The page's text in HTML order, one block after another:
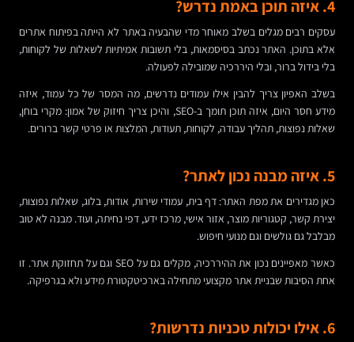
4. איזה תוכן באמת נדרש?
עסקים רבים מגלים בשלב מאוחר מדי שהבעיה באתר לא הייתה בפיתוח אתרים
אלא בתוכן. האתר נכתב בסיסמאות, בלי תשובות אמיתיות לשאלות של לקוחות,
בלי בידול ברור, ובלי היררכיה שמובילה לפעולה.
בשלב האפיון צריך להבין אילו עמודים נדרשים, מה המסר של כל עמוד, איזה
מידע חסר היום, איזה תוכן תומך ב-SEO, והיכן צריך חיזוק של אמון: מקרי בוחן,
שאלות נפוצות, תהליך עבודה, לקוחות, תעודות, המלצות או פרטי קשר ברורים.
5. איזה מבנה נכון לאתר?
כאן מגדירים את מפת האתר: דף בית, עמודי שירות, אודות, בלוג, שאלות נפוצות,
יצירת קשר, קטגוריות מוצר, אזור אישי, מרכז ידע, דפי נחיתה, ועוד. מבנה לא טוב
מבלבל גם גולשים וגם מנועי חיפוש.
כאשר מאפיינים נכון את ההיררכיה, מקלים גם על SEO וגם על תחזוקת אתר. זו
אחת הסיבות שבניית אתר מקצועי מתחילה בארכיטקטורת מידע ולא בגרפיקה.
6. אילו יכולות טכניות נדרשות?